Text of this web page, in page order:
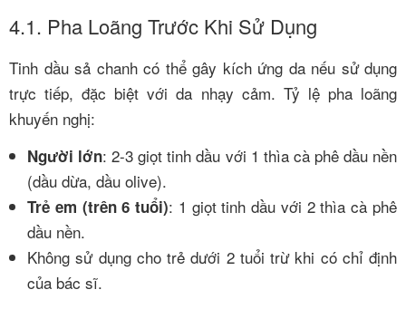
4.1. Pha Loãng Trước Khi Sử Dụng
Tinh dầu sả chanh có thể gây kích ứng da nếu sử dụng
trực tiếp, đặc biệt với da nhạy cảm. Tỷ lệ pha loãng
khuyến nghị:
Người lớn: 2-3 giọt tinh dầu với 1 thìa cà phê dầu nền
(dầu dừa, dầu olive).
Trẻ em (trên 6 tuổi): 1 giọt tinh dầu với 2 thìa cà phê
dầu nền.
Không sử dụng cho trẻ dưới 2 tuổi trừ khi có chỉ định
của bác sĩ.